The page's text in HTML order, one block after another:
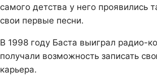
самого детства у него проявились
свои первые песни.
В 1998 году Баста выиграл радио-
получали возможность записать
карьера.